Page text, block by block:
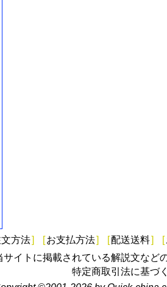
文方法] [お支払方法] [配送送料] [
イトに掲載されている解説文など
特定商取引法に基づ